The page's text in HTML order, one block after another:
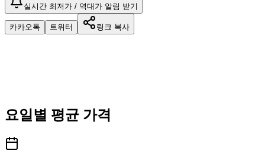
실시간 최저가 / 역대가 알림 받기
카카오톡 트위터 링크 복사
요일별 평균 가격